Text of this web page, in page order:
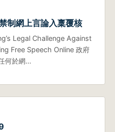
制網上言論入稟覆核
Legal Challenge Against
Free Speech Online 政府
何於網…